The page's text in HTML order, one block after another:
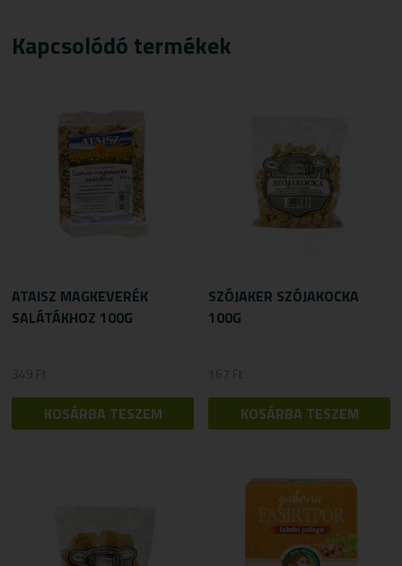
Kapcsolódó termékek
ATAISZ MAGKEVERÉK
SALÁTÁKHOZ 100G
349 Ft
KOSÁRBA TESZEM
SZÓJAKER SZÓJAKOCKA
100G
167 Ft
KOSÁRBA TESZEM